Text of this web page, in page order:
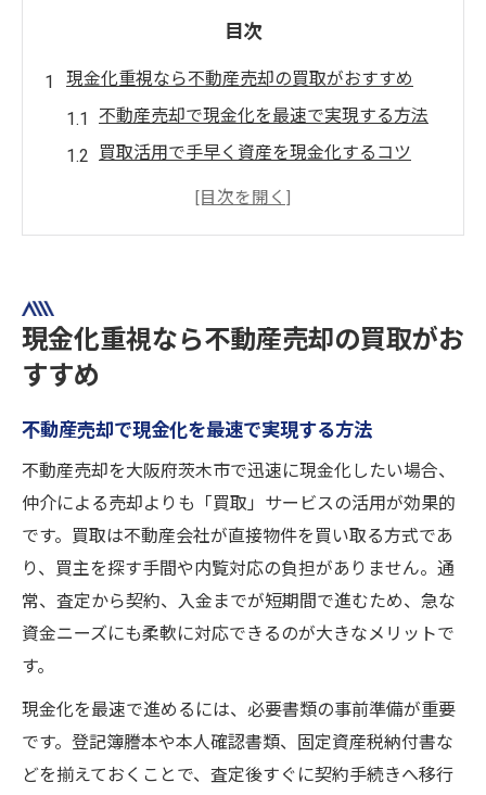
目次
現金化重視なら不動産売却の買取がおすすめ
不動産売却で現金化を最速で実現する方法
買取活用で手早く資産を現金化するコツ
不動産売却を買取で選ぶべき理由とは
不動産売却で迅速対応が叶うポイント
不動産売却の手続きを効率化する工夫
仲介不要で手早く進める売却手法を解説
不動産売却は仲介不要でスムーズに進行
買取を選ぶと不動産売却が早く完了する理
由
不動産売却は仲介手数料ゼロが魅力
手続き簡単な不動産売却手法を解説
プライバシーを守る不動産買取の使い方
現金化重視なら不動産売却の買取がお
すすめ
不動産売却で現金化を最速で実現する方法
不動産売却を大阪府茨木市で迅速に現金化したい場合、
仲介による売却よりも「買取」サービスの活用が効果的
です。買取は不動産会社が直接物件を買い取る方式であ
り、買主を探す手間や内覧対応の負担がありません。通
常、査定から契約、入金までが短期間で進むため、急な
資金ニーズにも柔軟に対応できるのが大きなメリットで
す。
現金化を最速で進めるには、必要書類の事前準備が重要
です。登記簿謄本や本人確認書類、固定資産税納付書な
どを揃えておくことで、査定後すぐに契約手続きへ移行